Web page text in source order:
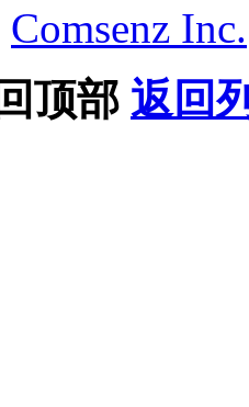
Comsenz Inc.
顶部 返回